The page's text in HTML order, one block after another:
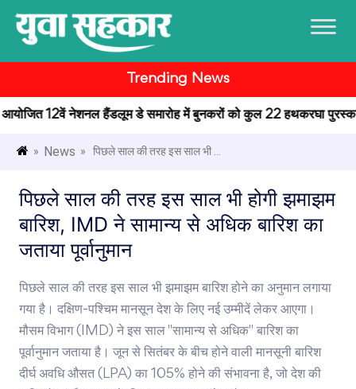
Trending News
12वें नेशनल हैंडलूम डे समारोह में बुनकरों को कुल 22 हथकरघा पुरस्कार
» News » पिछले साल की तरह इस साल भी ...
पिछले साल की तरह इस साल भी होगी झमाझम
बारिश, IMD ने सामान्य से अधिक बारिश का
जताया पूर्वानुमान
पिछले साल की तरह इस साल भी झमाझम बारिश होने का अनुमान लगाया
गया है। दक्षिण-पश्चिम मानसून देश के लिए नई उम्मीदें लेकर आएगा।
मौसम विभाग (IMD) ने इस साल "सामान्य से अधिक" बारिश का
पूर्वानुमान जताया है। जून से सितंबर के बीच होने वाली मानसूनी बारिश
दीर्घ अवधि औसत (LPA) का 105% होने की संभावना है, जो देश की